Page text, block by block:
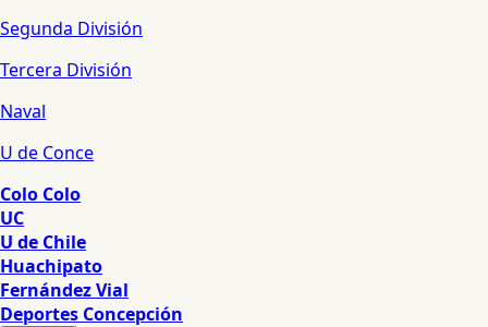
Segunda División
Tercera División
Naval
U de Conce
Colo Colo
UC
U de Chile
Huachipato
Fernández Vial
Deportes Concepción